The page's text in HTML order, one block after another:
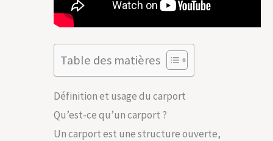
Table des matières
Définition et usage du carport
Qu’est-ce qu’un carport ?
Un carport est une structure ouverte,